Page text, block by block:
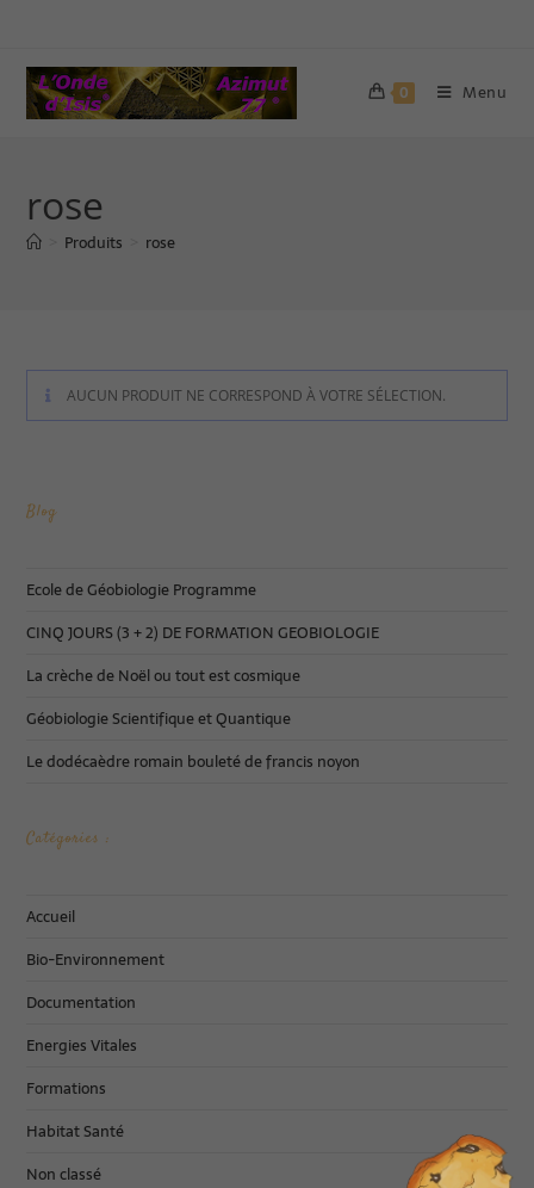
0 Menu
rose
Produits rose
AUCUN PRODUIT NE CORRESPOND À VOTRE SÉLECTION.
Blog
Ecole de Géobiologie Programme
CINQ JOURS (3 + 2) DE FORMATION GEOBIOLOGIE
La crèche de Noël ou tout est cosmique
Géobiologie Scientifique et Quantique
Le dodécaèdre romain bouleté de francis noyon
Catégories :
Accueil
Bio-Environnement
Documentation
Energies Vitales
Formations
Habitat Santé
Non classé